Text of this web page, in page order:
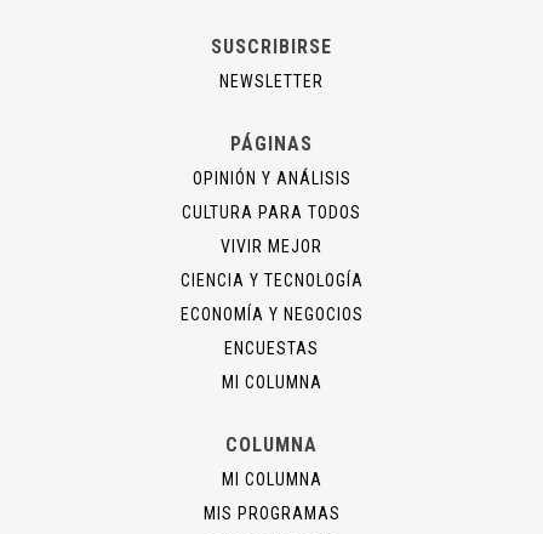
SUSCRIBIRSE
NEWSLETTER
PÁGINAS
OPINIÓN Y ANÁLISIS
CULTURA PARA TODOS
VIVIR MEJOR
CIENCIA Y TECNOLOGÍA
ECONOMÍA Y NEGOCIOS
ENCUESTAS
MI COLUMNA
COLUMNA
MI COLUMNA
MIS PROGRAMAS